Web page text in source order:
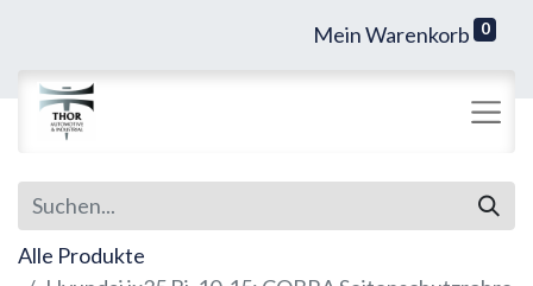
Mein Warenkorb 0
Alle Produkte